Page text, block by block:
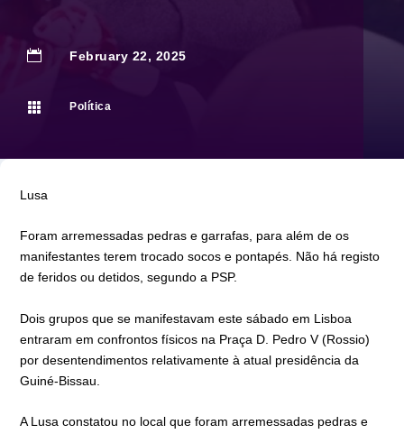
 February 22, 2025
 Política
Lusa
Foram arremessadas pedras e garrafas, para além de os
manifestantes terem trocado socos e pontapés. Não há registo
de feridos ou detidos, segundo a PSP.
Dois grupos que se manifestavam este sábado em Lisboa
entraram em confrontos físicos na Praça D. Pedro V (Rossio)
por desentendimentos relativamente à atual presidência da
Guiné-Bissau.
A Lusa constatou no local que foram arremessadas pedras e